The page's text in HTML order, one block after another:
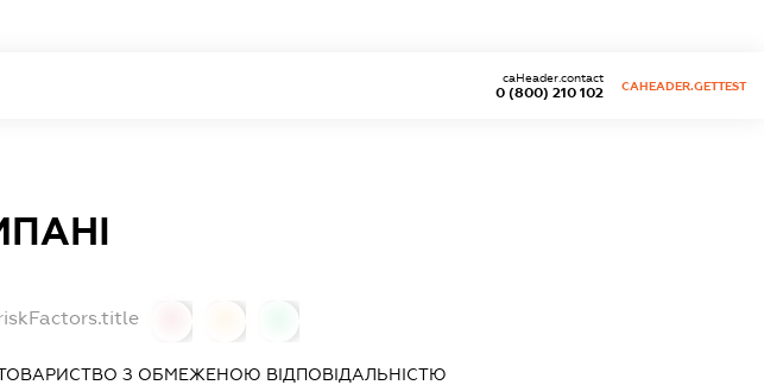
0 (800) 210 102
caHeader.contact
CAHEADER.GETTEST
З ОБМЕЖЕНОЮ ВІДПОВІДАЛЬНІСТЮ